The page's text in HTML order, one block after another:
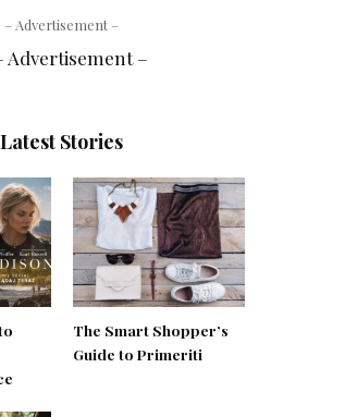
– Advertisement –
Latest Stories
The Smart Shopper’s
Guide to Primeriti